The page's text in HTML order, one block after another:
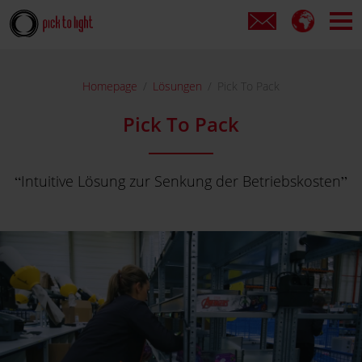
Homepage Lösungen Pick To Pack
Pick To Pack
Intuitive Lösung zur Senkung der Betriebskosten